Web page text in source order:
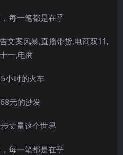
每一笔都是在乎
小时的火车
元的沙发
丈量这个世界
每一笔都是在乎